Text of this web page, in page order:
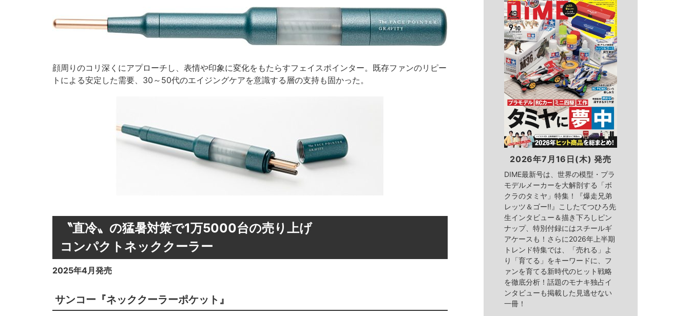
顔周りのコリ深くにアプローチし、表情や印象に変化をもたらすフェイスポインター。既存ファンのリピー
トによる安定した需要、30～50代のエイジングケアを意識する層の支持も固かった。
〝直冷〟の猛暑対策で1万5000台の売り上げ
コンパクトネッククーラー
2025年4月発売
サンコー『ネッククーラーポケット』
2026年7月16日(木) 発売
DIME最新号は、世界の模型・プラ
モデルメーカーを大解剖する「ボ
クラのタミヤ」特集！『爆走兄弟
レッツ＆ゴー!!』こしたてつひろ先
生インタビュー＆描き下ろしピン
ナップ、特別付録にはスチールギ
アケースも！さらに2026年上半期
トレンド特集では、「売れる」よ
り「育てる」をキーワードに、フ
ァンを育てる新時代のヒット戦略
を徹底分析！話題のモナキ独占イ
ンタビューも掲載した見逃せない
一冊！